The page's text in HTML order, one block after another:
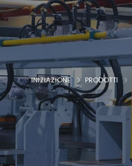
INIZIAZIONE PRODOTTI